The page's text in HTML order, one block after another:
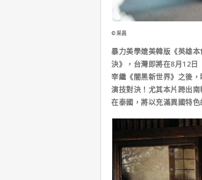
©采昌
暴力美學媲美韓版《英雄
決》，台灣即將在8月12日
宰繼《闇黑新世界》之後
演技對決！尤其本片跨出
在泰國，將以充滿異國特